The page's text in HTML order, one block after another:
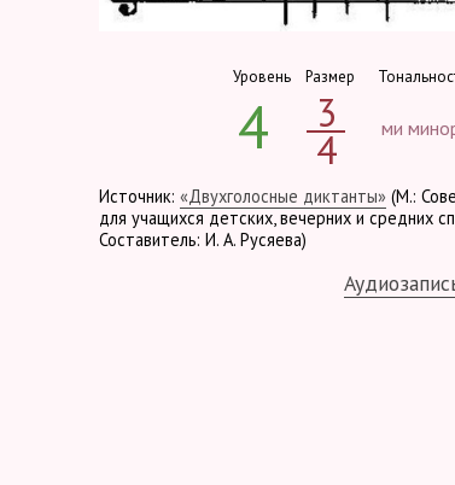
Уровень
4
Размер
3
4 ми
Источник: «Двухголосные диктанты» (М.:
для учащихся детских, вечерних и средних
Составитель: И. А. Русяева)